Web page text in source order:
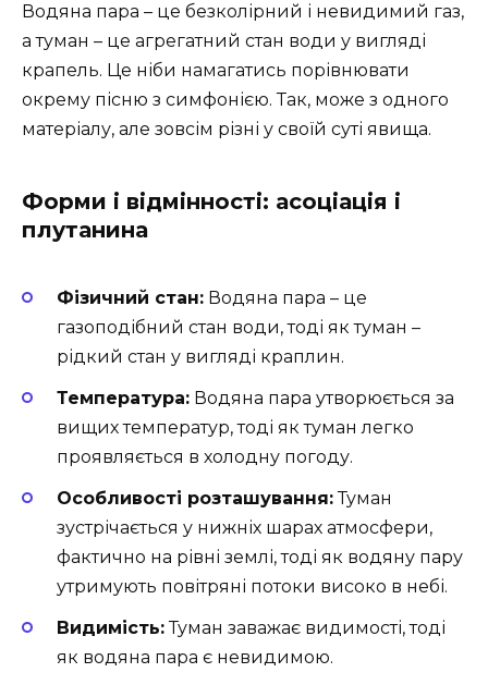
Водяна пара – це безколірний і невидимий газ,
а туман – це агрегатний стан води у вигляді
крапель. Це ніби намагатись порівнювати
окрему пісню з симфонією. Так, може з одного
матеріалу, але зовсім різні у своїй суті явища.
Форми і відмінності: асоціація і
плутанина
Фізичний стан: Водяна пара – це
газоподібний стан води, тоді як туман –
рідкий стан у вигляді краплин.
Температура: Водяна пара утворюється за
вищих температур, тоді як туман легко
проявляється в холодну погоду.
Особливості розташування:Туман
зустрічається у нижніх шарах атмосфери,
фактично на рівні землі, тоді як водяну пару
утримують повітряні потоки високо в небі.
Видимість:Туман заважає видимості, тоді
як водяна пара є невидимою.